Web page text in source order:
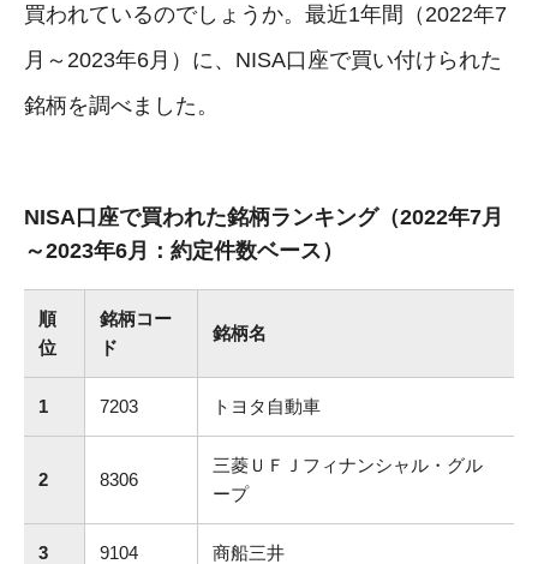
買われているのでしょうか。最近1年間（2022年7
月～2023年6月）に、NISA口座で買い付けられた
銘柄を調べました。
NISA口座で買われた銘柄ランキング（2022年7月
～2023年6月：約定件数ベース）
順
位
銘柄コー
ド
銘柄名
1 7203 トヨタ自動車
2 8306
三菱ＵＦＪフィナンシャル・グル
ープ
3 9104 商船三井